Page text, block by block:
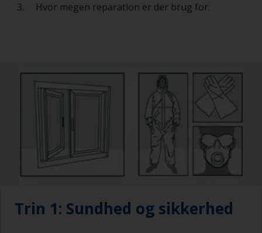
3. Hvor megen reparation er der brug for.
Trin 1: Sundhed og sikkerhed